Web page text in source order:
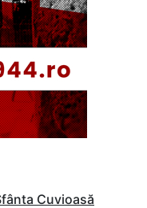
Cuvioasă